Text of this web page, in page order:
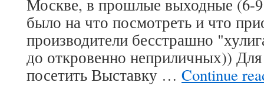
Москве, в прошлые выходные (6-
было на что посмотреть и что
производители бесстрашно
до откровенно неприличных))
посетить Выставку … Continue